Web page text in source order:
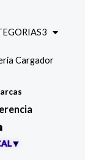
Cargador